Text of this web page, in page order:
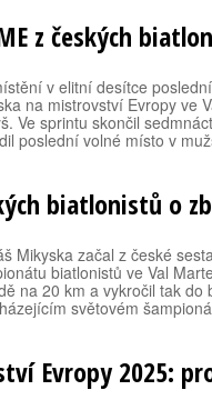
z českých
v elitní desítce
na mistrovství Evropy ve
Ve sprintu skončil
poslední volné místo v
biatlonistů o
Mikyska začal z české
biatlonistů ve Val
na 20 km a vykročil tak do
světovém
Evropy 2025: